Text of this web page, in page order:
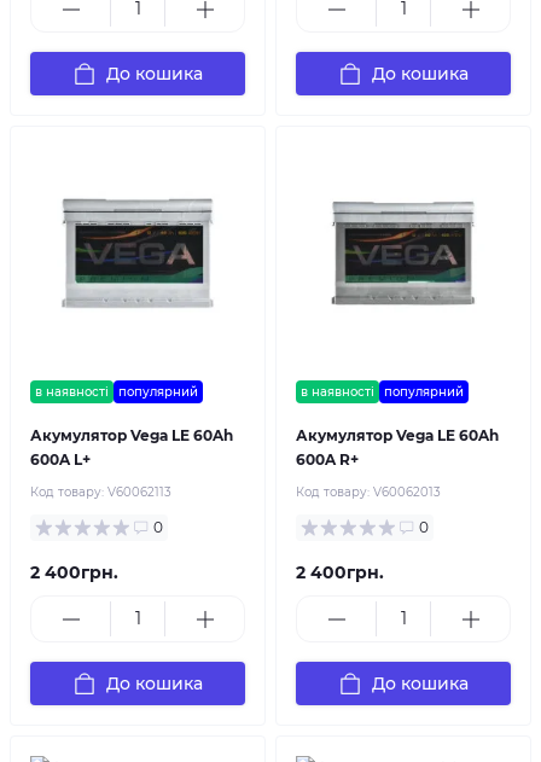
До кошика До кошика
в наявності популярний
Акумулятор Vega LE 60Ah
600A L+
Код товару: V60062113
0
2 400грн.
До кошика
в наявності популярний
Акумулятор Vega LE 60Ah
600A R+
Код товару: V60062013
0
2 400грн.
До кошика